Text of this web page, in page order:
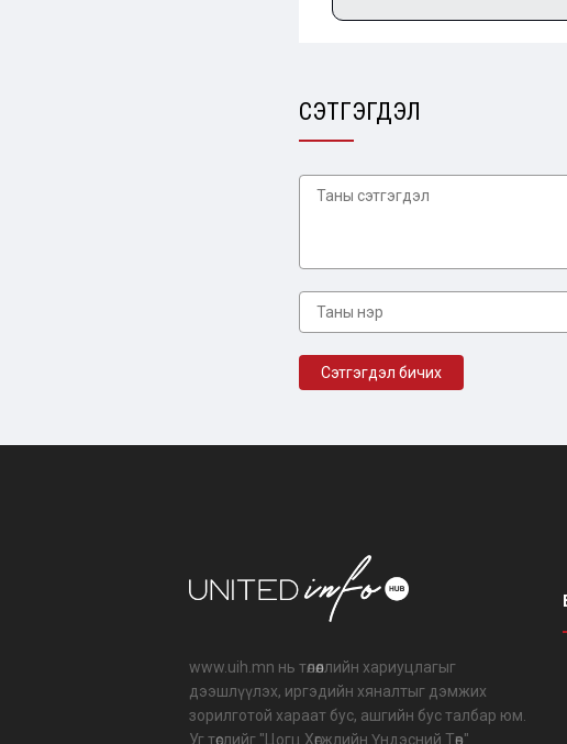
СЭТГЭГДЭЛ
www.uih.mn нь төлөөллийн хариуцлагыг
дээшлүүлэх, иргэдийн хяналтыг дэмжих
зорилготой хараат бус, ашгийн бус талбар юм.
Уг төслийг "Цогц Хөгжлийн Үндэсний Төв"